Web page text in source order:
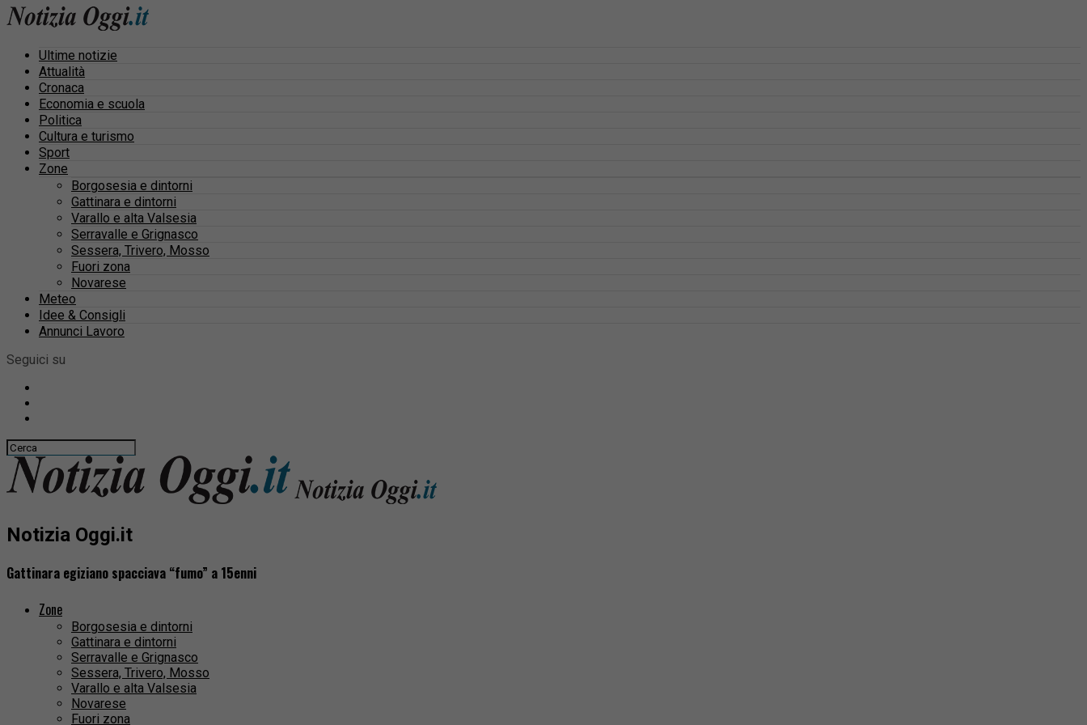
Ultime notizie
Attualità
Cronaca
Economia e scuola
Politica
Cultura e turismo
Sport
Zone
Borgosesia e dintorni
Gattinara e dintorni
Varallo e alta Valsesia
Serravalle e Grignasco
Sessera, Trivero, Mosso
Fuori zona
Novarese
Meteo
Idee & Consigli
Annunci Lavoro
Seguici su
Notizia Oggi.it
Gattinara egiziano spacciava “fumo” a 15enni
Zone
Borgosesia e dintorni
Gattinara e dintorni
Serravalle e Grignasco
Sessera, Trivero, Mosso
Varallo e alta Valsesia
Novarese
Fuori zona